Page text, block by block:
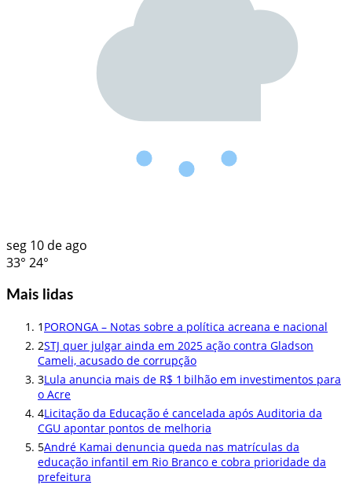
seg 10 de ago
33° 24°
Mais lidas
1 PORONGA – Notas sobre a política acreana e nacional
2STJ quer julgar ainda em 2025 ação contra Gladson
Cameli, acusado de corrupção
3Lula anuncia mais de R$ 1 bilhão em investimentos para
o Acre
4Licitação da Educação é cancelada após Auditoria da
CGU apontar pontos de melhoria
5André Kamai denuncia queda nas matrículas da
educação infantil em Rio Branco e cobra prioridade da
prefeitura